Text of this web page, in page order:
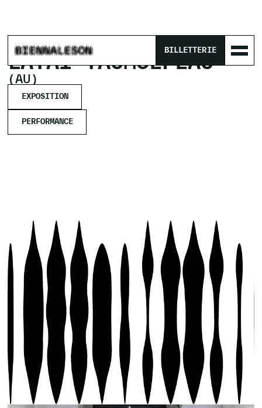
BILLETTERIE
ACCUEIL /LATAI TAUMOEPEAU
LATAI TAUMOEPEAU
(AU)
EXPOSITION
PERFORMANCE
PERFORMANCE